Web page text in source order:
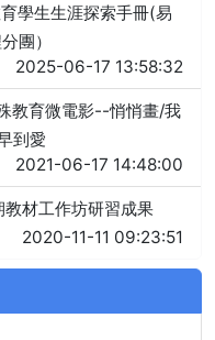
學生生涯探索手冊(易
團）
2025-06-17 13:58:32
教育微電影--悄悄畫/我
到愛
2021-06-17 14:48:00
材工作坊研習成果
2020-11-11 09:23:51